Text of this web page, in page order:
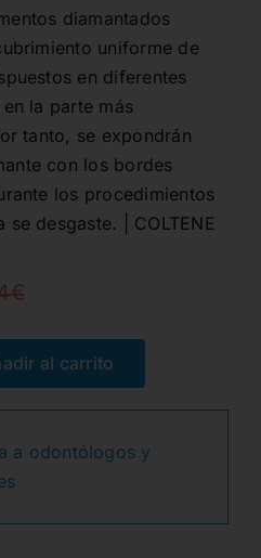
diamantados
uniforme de
en diferentes
la parte más
tanto, se expondrán
con los bordes
los procedimientos
desgaste. | COLTENE
€El
precio
original
era:
16,54€.
El
precio
actual
es:
13,31€.
al carrito
a odontólogos y